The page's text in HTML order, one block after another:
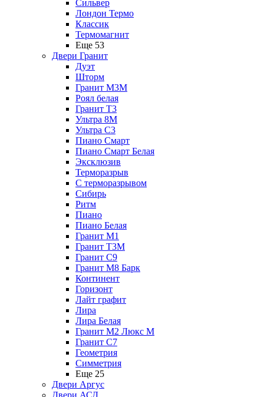
Сильвер
Лондон Термо
Классик
Термомагнит
Еще 53
Двери Гранит
Дуэт
Шторм
Гранит М3М
Роял белая
Гранит Т3
Ультра 8М
Ультра С3
Пиано Смарт
Пиано Смарт Белая
Эксклюзив
Терморазрыв
С терморазрывом
Сибирь
Ритм
Пиано
Пиано Белая
Гранит М1
Гранит Т3М
Гранит С9
Гранит М8 Барк
Континент
Горизонт
Лайт графит
Лира
Лира Белая
Гранит М2 Люкс М
Гранит С7
Геометрия
Симметрия
Еще 25
Двери Аргус
Двери АСД